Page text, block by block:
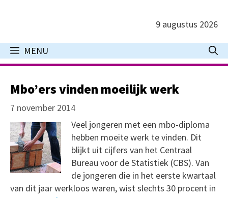
inhoud
9 augustus 2026
MENU
Mbo’ers vinden moeilijk werk
7 november 2014
Veel jongeren met een mbo-diploma
hebben moeite werk te vinden. Dit
blijkt uit cijfers van het Centraal
Bureau voor de Statistiek (CBS). Van
de jongeren die in het eerste kwartaal
van dit jaar werkloos waren, wist slechts 30 procent in